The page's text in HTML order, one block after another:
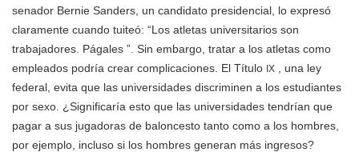
senador Bernie Sanders, un candidato presidencial, lo expresó
claramente cuando tuiteó: “Los atletas universitarios son
trabajadores. Págales ”. Sin embargo, tratar a los atletas como
empleados podría crear complicaciones. El Título IX
, una ley
federal, evita que las universidades discriminen a los estudiantes
por sexo. ¿Significaría esto que las universidades tendrían que
pagar a sus jugadoras de baloncesto tanto como a los hombres,
por ejemplo, incluso si los hombres generan más ingresos?